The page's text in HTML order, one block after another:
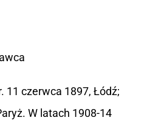
11 czerwca 1897, Łódź;
W latach 1908-14